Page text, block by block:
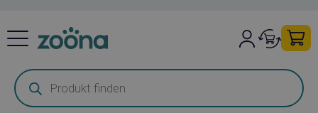
Products
search